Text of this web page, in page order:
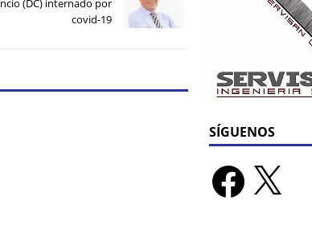
(DC) internado por
covid-19
SÍGUENOS